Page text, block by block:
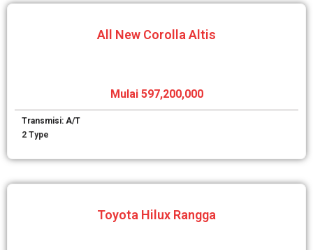
All New Corolla Altis
Mulai 597,200,000
Transmisi: A/T
2 Type
Toyota Hilux Rangga